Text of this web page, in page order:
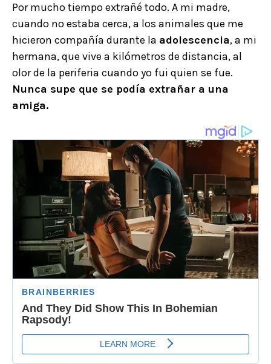
Por mucho tiempo extrañé todo. A mi madre,
cuando no estaba cerca, a los animales que me
hicieron compañía durante la adolescencia, a mi
hermana, que vive a kilómetros de distancia, al
olor de la periferia cuando yo fui quien se fue.
Nunca supe que se podía extrañar a una
amiga.